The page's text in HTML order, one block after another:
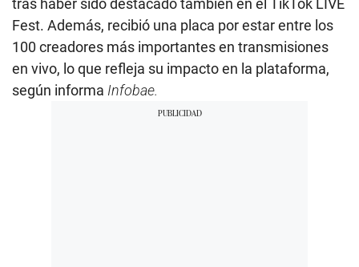
tras haber sido destacado también en el TikTok LIVE
Fest. Además, recibió una placa por estar entre los
100 creadores más importantes en transmisiones
en vivo, lo que refleja su impacto en la plataforma,
según informa Infobae.